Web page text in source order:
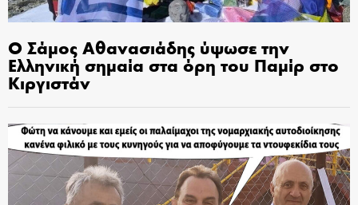
Ο Σάμος Αθανασιάδης ύψωσε την
Ελληνική σημαία στα όρη του Παμίρ στο
Κιργιστάν